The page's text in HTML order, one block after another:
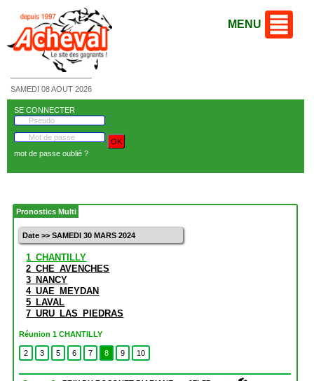
SAMEDI 08 AOUT 2026
MENU
SE CONNECTER
mot de passe oublié ?
Pronostics Multi
Date >> SAMEDI 30 MARS 2024
1_CHANTILLY
2_CHE_AVENCHES
3_NANCY
4_UAE_MEYDAN
5_LAVAL
7_URU_LAS_PIEDRAS
Réunion 1 CHANTILLY
2 3 5 6 7 8 9 10